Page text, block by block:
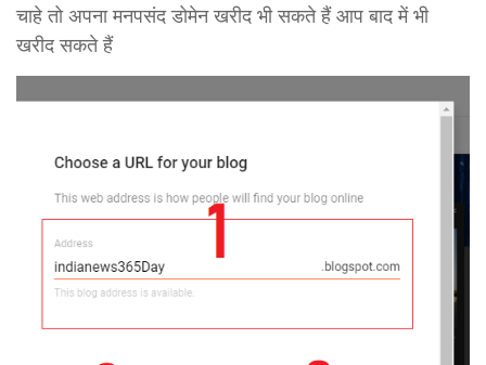
चाहे तो अपना मनपसंद डोमेन खरीद भी सकते हैं आप बाद में भी
खरीद सकते हैं